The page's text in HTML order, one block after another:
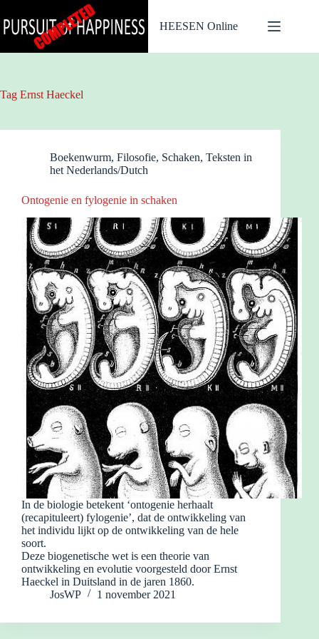
naar
de
HEESEN Online
Tag Ernst Haeckel
Boekenwurm, Filosofie, Schaken, Teksten in
het Nederlands/Dutch
Ontogenie en fylogenie in schaken
In de biologie betekent ‘ontogenie herhaalt
(recapituleert) fylogenie’, dat de ontwikkeling van
het individu lijkt op de ontwikkeling van de hele
soort.
Deze biogenetische wet is een theorie van
ontwikkeling en evolutie voorgesteld door Ernst
Haeckel in Duitsland in de jaren 1860.
JosWP
1 november 2021